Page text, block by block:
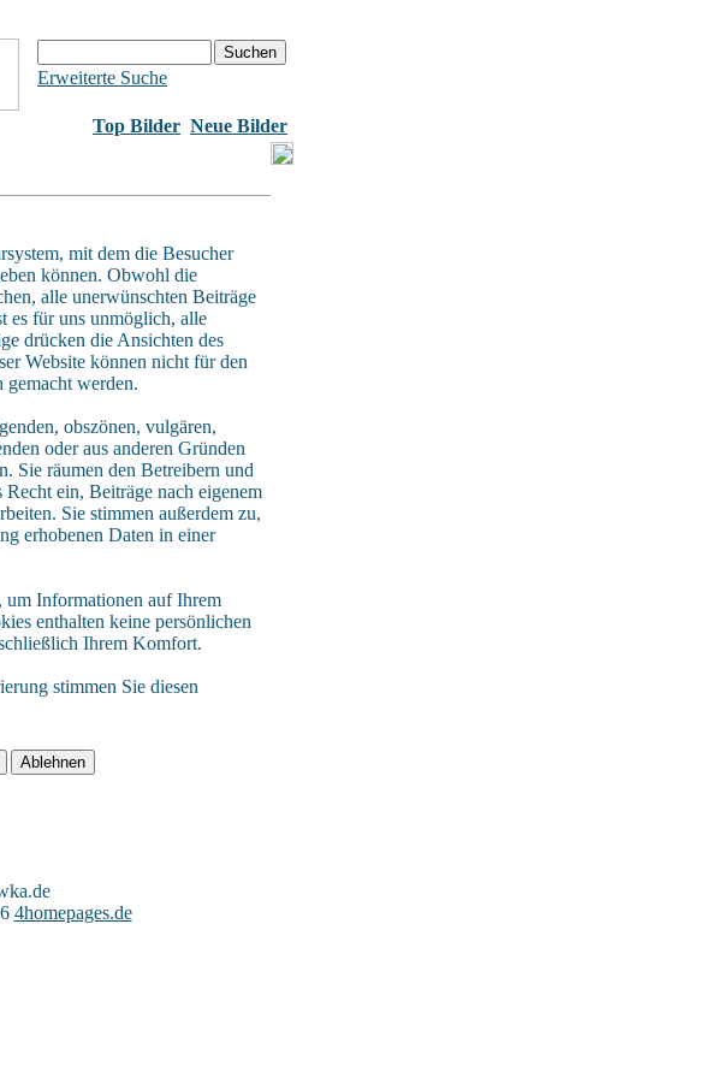
Erweiterte Suche
Top Bilder Neue Bilder
mit dem die Besucher
können. Obwohl die
alle unerwünschten Beiträge
es für uns unmöglich, alle
drücken die Ansichten des
Website können nicht für den
werden.
obszönen, vulgären,
oder aus anderen Gründen
Sie räumen den Betreibern und
ein, Beiträge nach eigenem
Sie stimmen außerdem zu,
erhobenen Daten in einer
um Informationen auf Ihrem
enthalten keine persönlichen
Ihrem Komfort.
stimmen Sie diesen
4homepages.de